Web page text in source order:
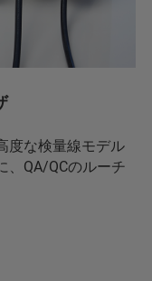
度な検量線モデル
、QA/QCのルーチ